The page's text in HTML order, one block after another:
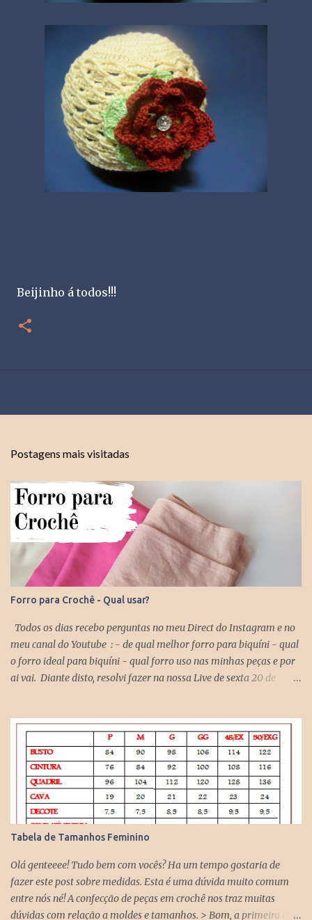
Beijinho á todos!!!
Postagens mais visitadas
Forro para Crochê - Qual usar?
Todos os dias recebo perguntas no meu Direct do Instagram e no
meu canal do Youtube : - de qual melhor forro para biquíni - qual
o forro ideal para biquíni - qual forro uso nas minhas peças e por
ai vai. Diante disto, resolvi fazer na nossa Live de sexta 20 de
muito feliz em ter sua presença comigo. AQUI Basicamente
falamos sobre: Forro de Poliamida: ideal para biquíni porque não
retém água, é um tecido super leve ( similar a uma meia de
compressão) e que é usada em qualquer modelo de biquíni seja ele
de crochê ou de lycra. este tecido estica nos dois sentido. Forro
Helanquinha ou Helanca Light: o que eu uso em minhas peças de
crochê como top, cropped, saia, vestidos etc. Este tecido estica
somente em um sentido. Então é isso pessoal, amei conversar com
vocês hoje, mesmo que por pouco tempo, mas eu gosto muito de
interagir, bater papo, ...
Tabela de Tamanhos Feminino
Olá genteeee! Tudo bem com vocês? Ha um tempo gostaria de
fazer este post sobre medidas. Esta é uma dúvida muito comum
entre nós né! A confecção de peças em crochê nos traz muitas
dúvidas com relação a moldes e tamanhos. > Bom, a primeira dica